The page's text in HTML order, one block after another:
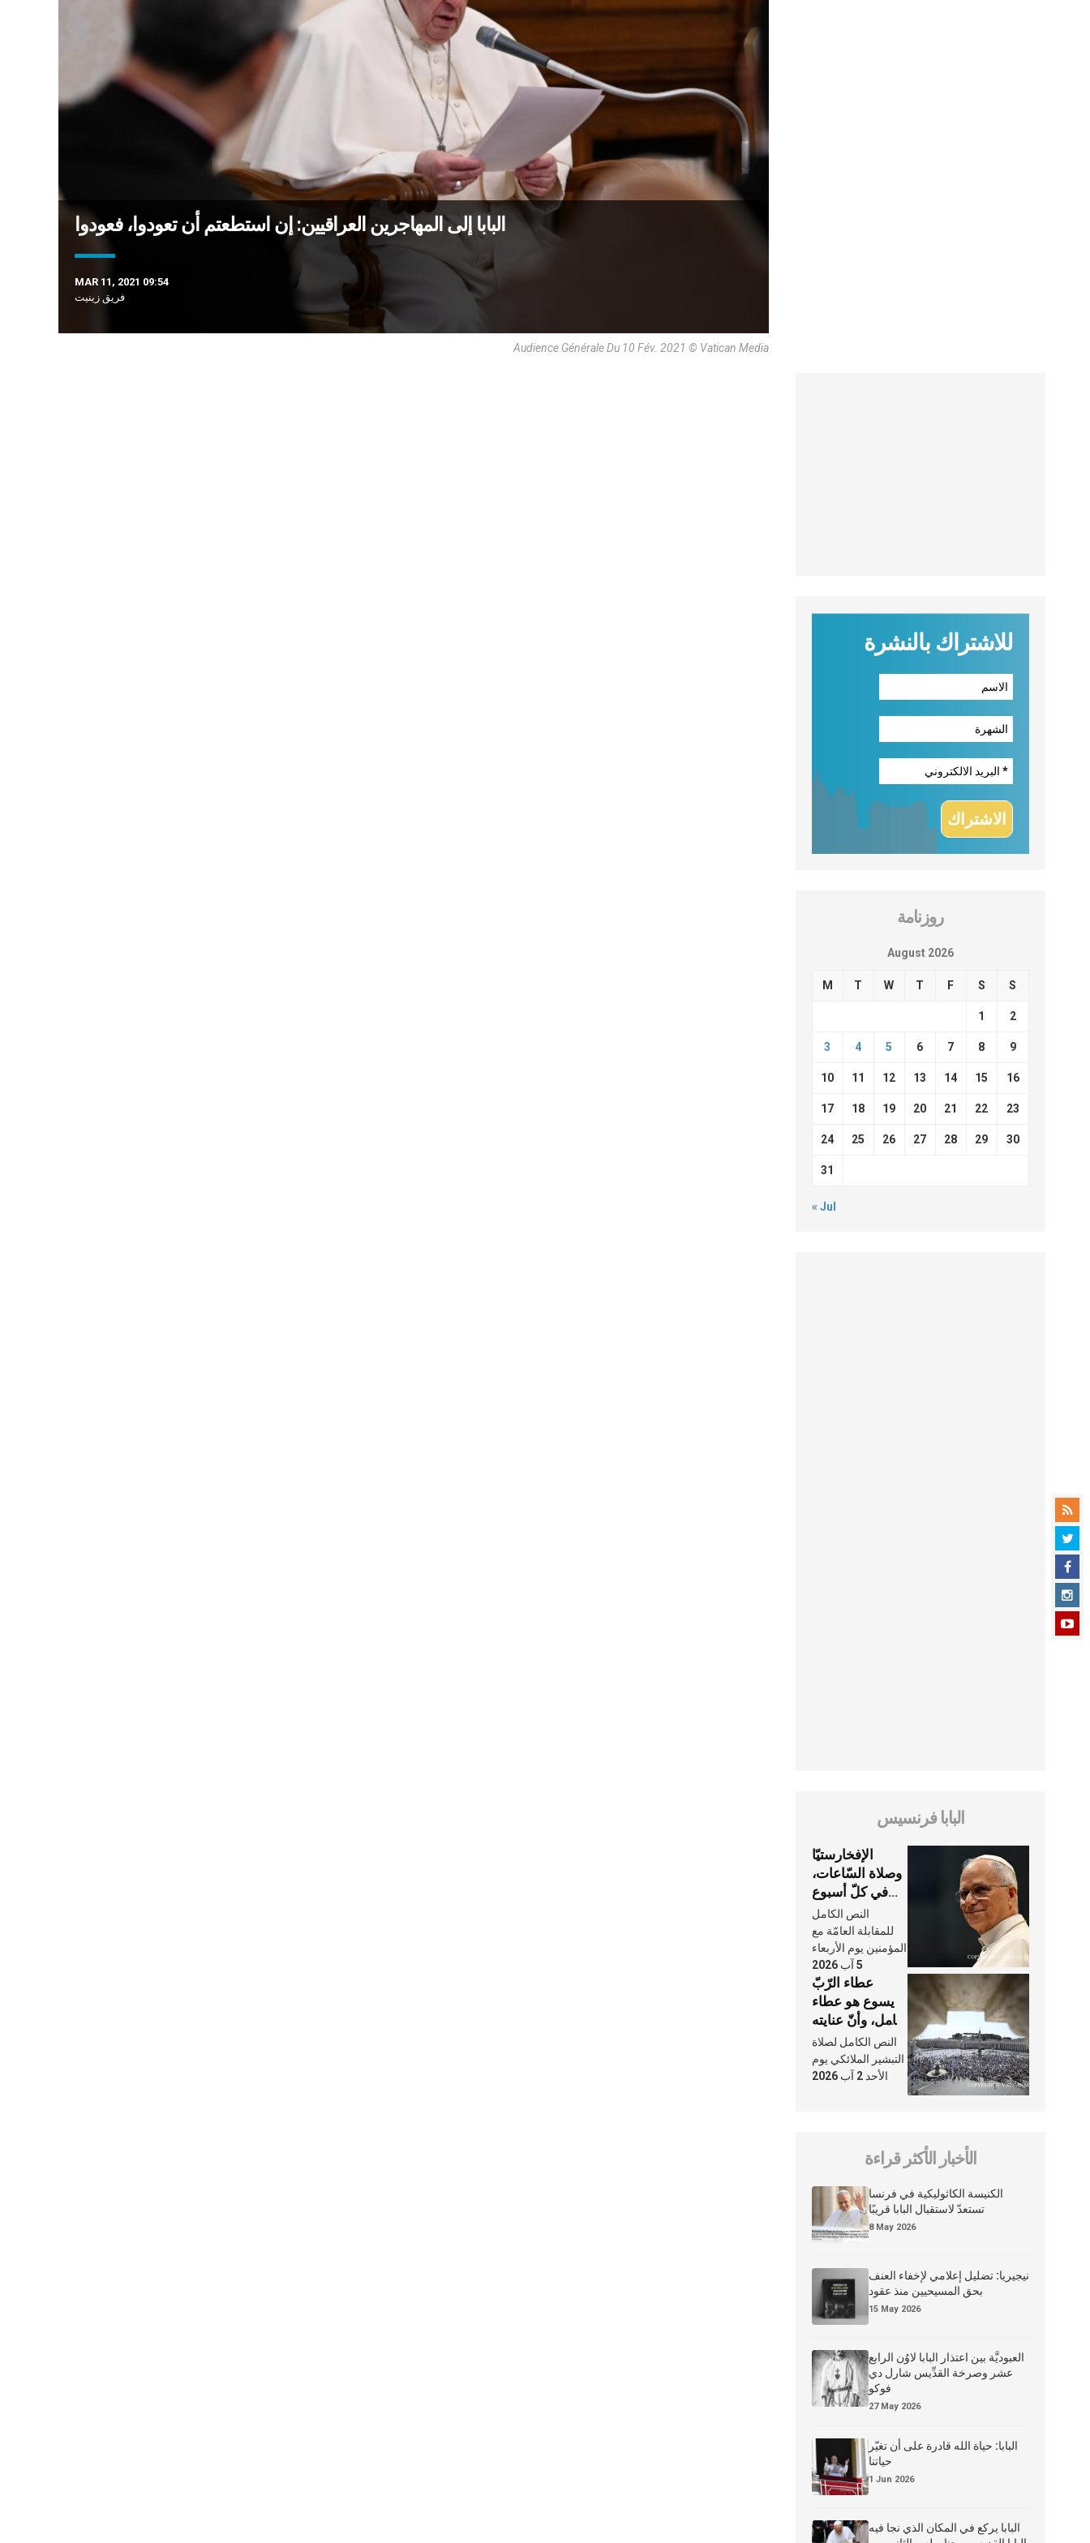
البابا إلى المهاجرين العراقيين: إن استطعتم أن تعودوا، فعودوا
MAR 11, 2021 09:54
فريق زينيت
Audience Générale Du 10 Fév. 2021 © Vatican Media
للاشتراك بالنشرة
روزنامة
August 2026
M T W T F S S
1 2
3 4 5 6 7 8 9
10 11 12 13 14 15 16
17 18 19 20 21 22 23
24 25 26 27 28 29 30
31
« Jul
البابا فرنسيس
الإفخارستيّا
وصلاة السّاعات،
في كلّ أسبوع
وكلّ يوم، هما
النَّفَس في حياة
الكنيسة
النص الكامل
للمقابلة العامّة مع
المؤمنين يوم الأربعاء
5 آب 2026
عطاء الرّبّ
يسوع هو عطاء
شامل، وأنّ عنايته
بنا لا تغيب عنّا
أبدًا
النص الكامل لصلاة
التبشير الملائكي يوم
الأحد 2 آب 2026
الأخبار الأكثر قراءة
الكنيسة الكاثوليكية في فرنسا
تستعدّ لاستقبال البابا قريبًا
8 May 2026
نيجيريا: تضليل إعلامي لإخفاء العنف
بحق المسيحيين منذ عقود
15 May 2026
العبوديَّة بين اعتذار البابا لاوُن الرابع
عشر وصرخة القدِّيس شارل دي
فوكو
27 May 2026
البابا: حياة الله قادرة على أن تغيّر
حياتنا
1 Jun 2026
البابا يركع في المكان الذي نجا فيه